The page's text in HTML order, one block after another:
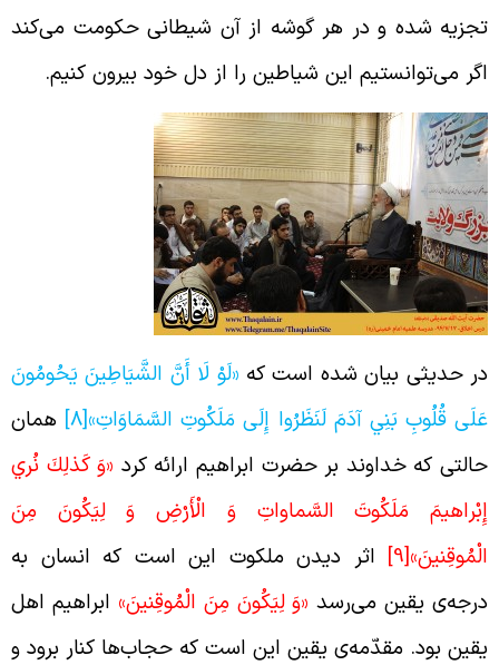
شده و در هر گوشه از آن شیطانی حکومت می‌کند
می‌توانستیم این شیاطین را از دل خود بیرون کنیم.
حدیثی بیان شده است که«لَوْ لَا أَنَّ الشَّيَاطِينَ يَحُومُونَ
قُلُوبِ بَنِي آدَمَ لَنَظَرُوا إِلَى مَلَكُوتِ السَّمَاوَاتِ»[8] همان
که خداوند بر حضرت ابراهیم ارائه کرد«وَ كَذلِكَ نُري
مَلَكُوتَ السَّماواتِ وَ الْأَرْضِ وَ لِيَكُونَ مِنَ
[9] اثر دیدن ملکوت این است که انسان به
یقین می‌رسد«وَ لِيَكُونَ مِنَ الْمُوقِنينَ»ابراهیم اهل
بود. مقدّمه‌ی یقین این است که حجاب‌ها کنار برود و